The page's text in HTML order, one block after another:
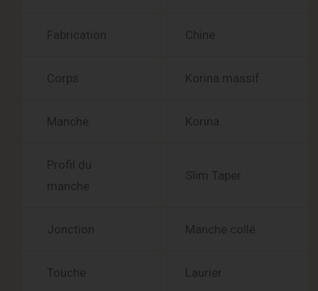
Fabrication Chine
Corps Korina massif
Manche Korina
Profil du
manche
Slim Taper
Jonction Manche collé
Touche Laurier